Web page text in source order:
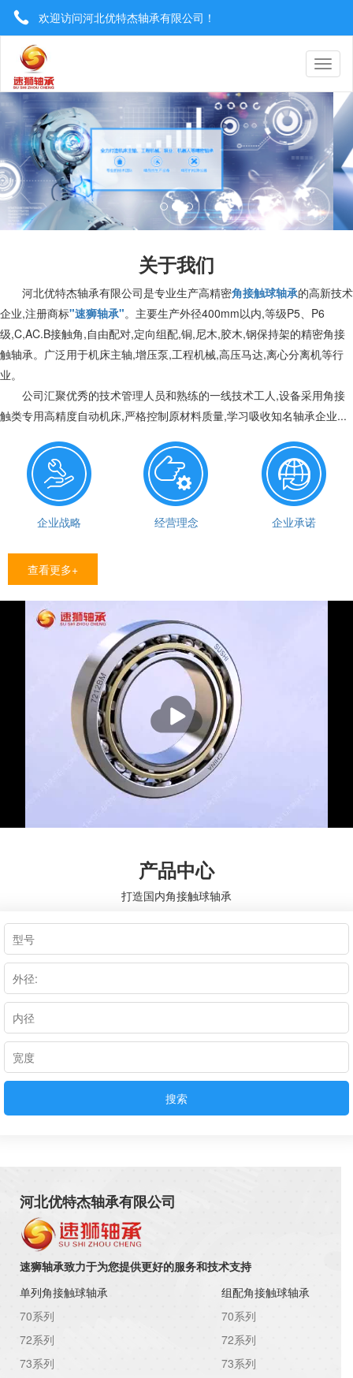
欢迎访问河北优特杰轴承有限公司！
0319-8577222 / 13930921506 utrgebearing@163.com
关于我们
河北优特杰轴承有限公司是专业生产高精密角接触球轴承的高新技术
企业,注册商标"速狮轴承"。主要生产外径400mm以内,等级P5、P6
级,C,AC.B接触角,自由配对,定向组配,铜,尼木,胶木,钢保持架的精密角接
触轴承。广泛用于机床主轴,增压泵,工程机械,高压马达,离心分离机等行
业。
公司汇聚优秀的技术管理人员和熟练的一线技术工人,设备采用角接
触类专用高精度自动机床,严格控制原材料质量,学习吸收知名轴承企业...
企业战略 经营理念 企业承诺
查看更多+
放
产品中心
打造国内角接触球轴承
搜索
河北优特杰轴承有限公司
速狮轴承致力于为您提供更好的服务和技术支持
单列角接触球轴承
70系列
72系列
73系列
组配角接触球轴承
70系列
72系列
73系列